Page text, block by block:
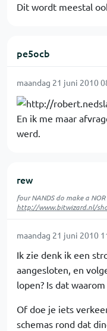
Dit wordt meestal
pe5ocb
maandag 21 juni 2010
En ik me maar
werd.
rew
four NANDS do make a
http://www.bitwizard.nl/
maandag 21 juni 2010
Ik zie denk ik een
aangesloten, en
lopen? Is dat
Of doe je iets
schemas rond dat